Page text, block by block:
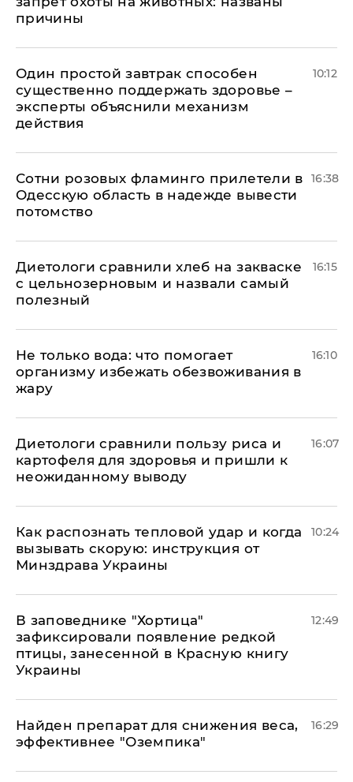
причины
Один простой завтрак способен
существенно поддержать здоровье –
эксперты объяснили механизм
действия
10:12
Сотни розовых фламинго прилетели в
Одесскую область в надежде вывести
потомство
16:38
Диетологи сравнили хлеб на закваске
с цельнозерновым и назвали самый
полезный
16:15
Не только вода: что помогает
организму избежать обезвоживания в
жару
16:10
Диетологи сравнили пользу риса и
картофеля для здоровья и пришли к
неожиданному выводу
16:07
Как распознать тепловой удар и когда
вызывать скорую: инструкция от
Минздрава Украины
10:24
В заповеднике "Хортица"
зафиксировали появление редкой
птицы, занесенной в Красную книгу
Украины
12:49
Найден препарат для снижения веса,
эффективнее "Оземпика"
16:29